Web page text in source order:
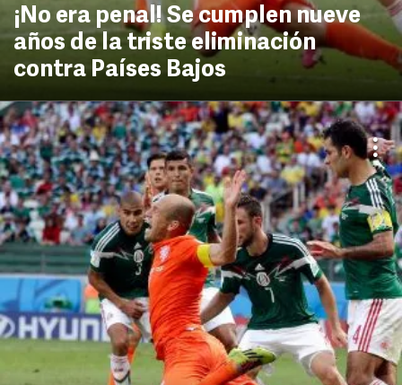
¡No era penal! Se cumplen nueve
años de la triste eliminación
contra Países Bajos